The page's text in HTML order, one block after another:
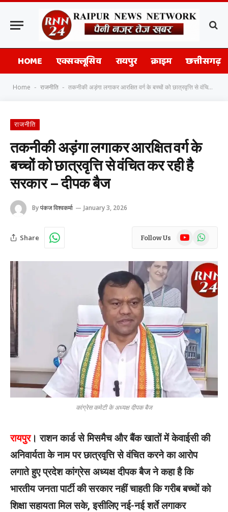
HOME एक्सक्लूसिव रायपुर क्राइम छत्तीसगढ़
Home - राजनीति - तकनीकी अड़ंगा लगाकर आरक्षित वर्ग के बच्चों को छात्रवृत्ति से वंचित कर रही है सरकार – दीपक बैज
राजनीति
तकनीकी अड़ंगा लगाकर आरक्षित वर्ग के
बच्चों को छात्रवृत्ति से वंचित कर रही है
सरकार – दीपक बैज
Byपंकज विश्वकर्मा January 3, 2026
Share Follow Us YouTubeWhatsApp
कांग्रेस कमेटी के अध्यक्ष दीपक बैज
रायपुर। राशन कार्ड से मिसमैच और बैंक खातों में केवाईसी की
अनिवार्यता के नाम पर छात्रवृत्ति से वंचित करने का आरोप
लगाते हुए प्रदेश कांग्रेस अध्यक्ष दीपक बैज ने कहा है कि
भारतीय जनता पार्टी की सरकार नहीं चाहती कि गरीब बच्चों को
शिक्षा सहायता मिल सके, इसीलिए नई-नई शर्ते लगाकर